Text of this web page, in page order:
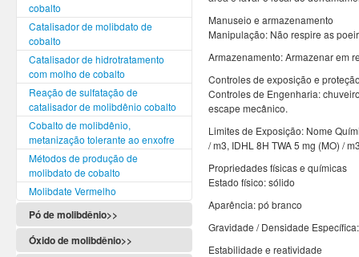
cobalto
Catalisador de molibdato de
cobalto
Catalisador de hidrotratamento
com molho de cobalto
Reação de sulfatação de
catalisador de molibdênio cobalto
Cobalto de molibdênio,
metanização tolerante ao enxofre
Métodos de produção de
molibdato de cobalto
Molibdate Vermelho
Pó de molibdênio>>
Óxido de molibdênio>>
Manuseio e armazenamento
Manipulação: Não respire as
Armazenamento: Armazenar em
Controles de exposição e
Controles de Engenharia:
escape mecânico.
Limites de Exposição: Nome
/ m3, IDHL 8H TWA 5 mg (MO) /
Propriedades físicas e químicas
Estado físico: sólido
Aparência: pó branco
Gravidade / Densidade
Estabilidade e reatividade